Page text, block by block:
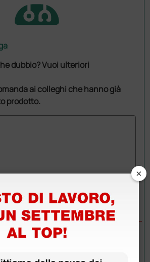
dubbio? Vuoi ulteriori
ai colleghi che hanno già
prodotto.
Invia la tua domanda
×